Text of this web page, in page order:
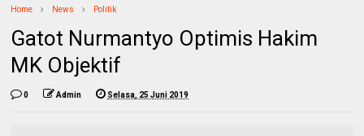
Home News Politik
Gatot Nurmantyo Optimis Hakim
MK Objektif
0 Admin Selasa, 25 Juni 2019